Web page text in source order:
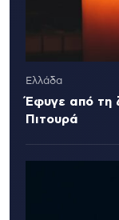
Ελλάδα
Έφυγε από τη
Πιτουρά